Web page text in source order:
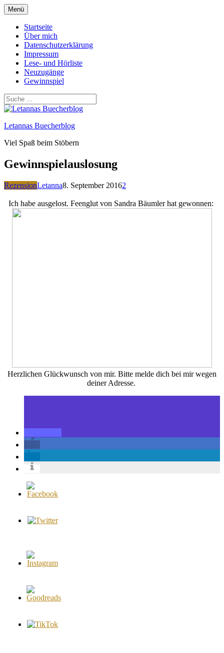
Zum
Inhalt
springen
Menü
Startseite
Über mich
Datenschutzerklärung
Impressum
Lese- und Hörliste
Neuzugänge
Gewinnspiel
Letannas Buecherblog
Viel Spaß beim Stöbern
Gewinnspielauslosung
RezensionLetanna8. September 20162
Ich habe ausgelost. Feenglut von Sandra Bäumler hat gewonnen:
Herzlichen Glückwunsch von mir. Bitte melde dich bei mir wegen
deiner Adresse.